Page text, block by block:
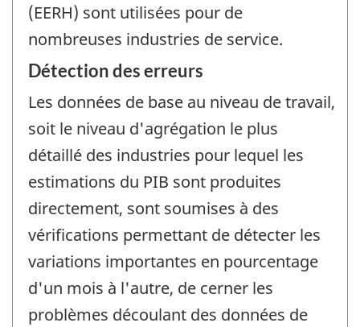
(EERH) sont utilisées pour de
nombreuses industries de service.
Détection des erreurs
Les données de base au niveau de travail,
soit le niveau d'agrégation le plus
détaillé des industries pour lequel les
estimations du PIB sont produites
directement, sont soumises à des
vérifications permettant de détecter les
variations importantes en pourcentage
d'un mois à l'autre, de cerner les
problèmes découlant des données de